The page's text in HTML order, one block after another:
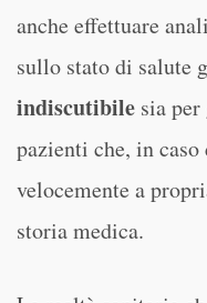
anche effettuare
sullo stato di salute
indiscutibile sia
pazienti che, in
velocemente a
storia medica.